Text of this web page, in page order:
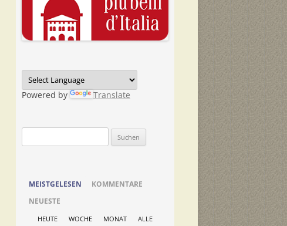
Powered by Translate
nach:
MEISTGELESEN
KOMMENTARE
NEUESTE
HEUTE WOCHE MONAT ALLE